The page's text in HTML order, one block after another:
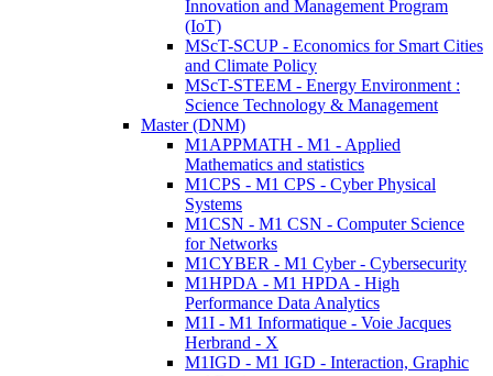
Innovation and Management Program
(IoT)
MScT-SCUP - Economics for Smart Cities
and Climate Policy
MScT-STEEM - Energy Environment :
Science Technology & Management
Master (DNM)
M1APPMATH - M1 - Applied
Mathematics and statistics
M1CPS - M1 CPS - Cyber Physical
Systems
M1CSN - M1 CSN - Computer Science
for Networks
M1CYBER - M1 Cyber - Cybersecurity
M1HPDA - M1 HPDA - High
Performance Data Analytics
M1I - M1 Informatique - Voie Jacques
Herbrand - X
M1IGD - M1 IGD - Interaction, Graphic